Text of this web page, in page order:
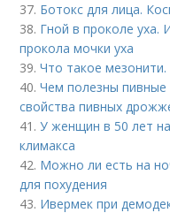
37. Ботокс для лица.
38. Гной в проколе уха.
прокола мочки уха
39.Что такое
40.Чем полезны
свойства пивных
41.У женщин в 50 лет
климакса
42. Можно ли есть на
для похудения
43. Ивермек при